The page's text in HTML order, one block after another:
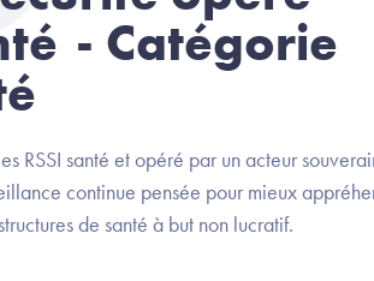
- Catégorie
RSSI santé et opéré par un acteur
continue pensée pour mieux
de santé à but non lucratif.